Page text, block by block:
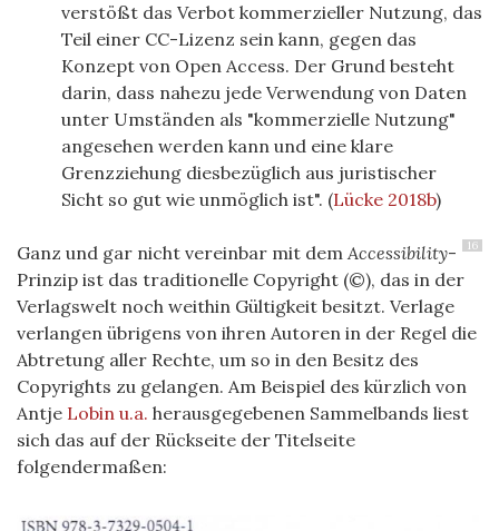
verstößt das Verbot kommerzieller Nutzung, das
Teil einer CC-Lizenz sein kann, gegen das
Konzept von Open Access. Der Grund besteht
darin, dass nahezu jede Verwendung von Daten
unter Umständen als "kommerzielle Nutzung"
angesehen werden kann und eine klare
Grenzziehung diesbezüglich aus juristischer
Sicht so gut wie unmöglich ist". (Lücke 2018b)
16
Ganz und gar nicht vereinbar mit demAccessibility-
Prinzip ist das traditionelle Copyright (©), das in der
Verlagswelt noch weithin Gültigkeit besitzt. Verlage
verlangen übrigens von ihren Autoren in der Regel die
Abtretung aller Rechte, um so in den Besitz des
Copyrights zu gelangen. Am Beispiel des kürzlich von
Antje Lobin u.a. herausgegebenen Sammelbands liest
sich das auf der Rückseite der Titelseite
folgendermaßen: